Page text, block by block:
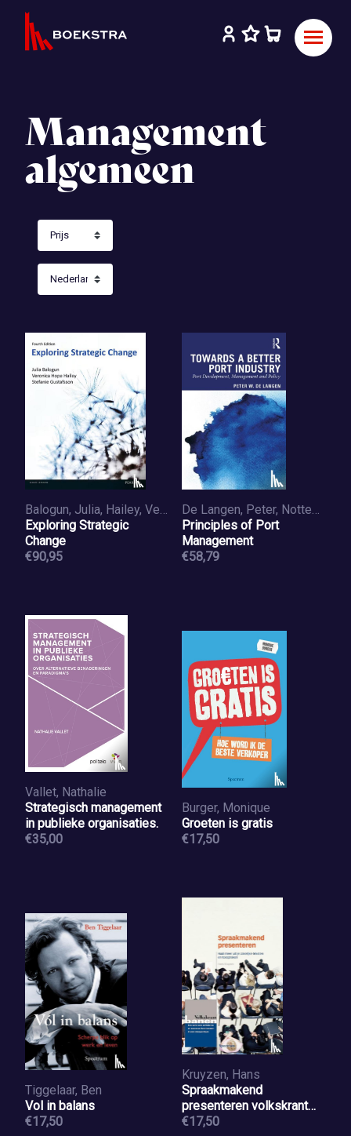
Management
algemeen
Balogun, Julia, Hailey, Veronica Hope, Gustafsson, Stafanie
Exploring Strategic
Change
€90,95
De Langen, Peter, Notteboom, Theo, Pallis, Athanasios
Principles of Port
Management
€58,79
Vallet, Nathalie
Strategisch management
in publieke organisaties.
€35,00
Burger, Monique
Groeten is gratis
€17,50
Tiggelaar, Ben
Vol in balans
€17,50
Kruyzen, Hans
Spraakmakend
presenteren volkskrant
banen
€17,50